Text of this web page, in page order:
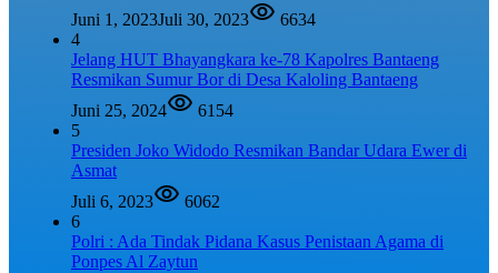
Juni 1, 2023Juli 30, 2023
6634
4
Jelang HUT Bhayangkara ke-78 Kapolres Bantaeng
Resmikan Sumur Bor di Desa Kaloling Bantaeng
Juni 25, 2024
6154
5
Presiden Joko Widodo Resmikan Bandar Udara Ewer di
Asmat
Juli 6, 2023
6062
6
Polri : Ada Tindak Pidana Kasus Penistaan Agama di
Ponpes Al Zaytun